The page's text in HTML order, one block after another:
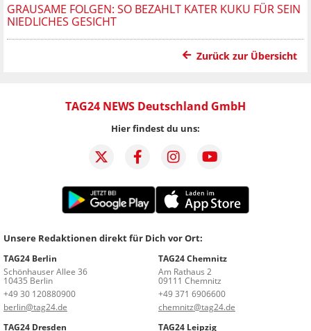
GRAUSAME FOLGEN: SO BEZAHLT KATER KUKU FÜR SEIN
NIEDLICHES GESICHT
Zurück zur Übersicht
TAG24 NEWS Deutschland GmbH
Hier findest du uns:
Unsere Redaktionen direkt für Dich vor Ort:
TAG24 Berlin
Schönhauser Allee 36
10435 Berlin
+49 30 120880900
berlin@tag24.de
TAG24 Chemnitz
Am Rathaus 2
09111 Chemnitz
+49 371 6906600
chemnitz@tag24.de
TAG24 Dresden
TAG24 Leipzig